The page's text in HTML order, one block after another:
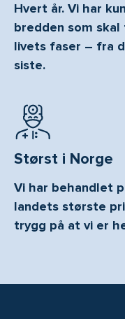
Hvert år. Vi har
bredden som
livets faser – fra
siste.
Størst i Norge
Vi har behandlet
landets største
trygg på at vi er